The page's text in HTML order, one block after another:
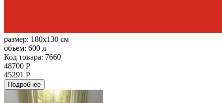
размер: 180x130 см
объем: 600 л
Код товара: 7660
48700 Р
45291 Р
Подробнее